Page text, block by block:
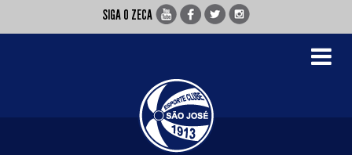
SIGA O ZECA
Toggle